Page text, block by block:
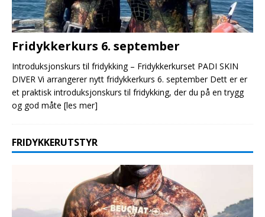
Fridykkerkurs 6. september
Introduksjonskurs til fridykking – Fridykkerkurset PADI SKIN
DIVER Vi arrangerer nytt fridykkerkurs 6. september Dett er er
et praktisk introduksjonskurs til fridykking, der du på en trygg
og god måte [les mer]
FRIDYKKERUTSTYR